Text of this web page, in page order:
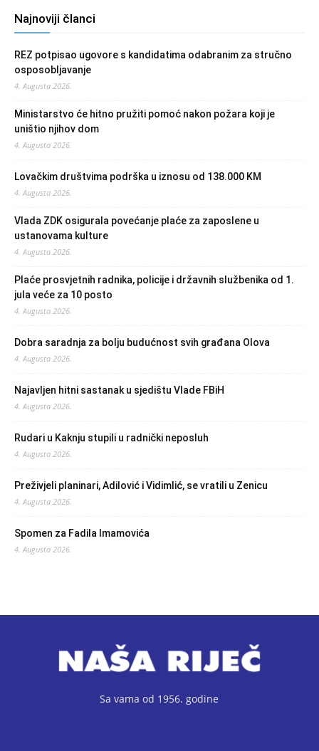
Najnoviji članci
REZ potpisao ugovore s kandidatima odabranim za stručno
osposobljavanje
4. Augusta 2026.
Ministarstvo će hitno pružiti pomoć nakon požara koji je
uništio njihov dom
4. Augusta 2026.
Lovačkim društvima podrška u iznosu od 138.000 KM
4. Augusta 2026.
Vlada ZDK osigurala povećanje plaće za zaposlene u
ustanovama kulture
4. Augusta 2026.
Plaće prosvjetnih radnika, policije i državnih službenika od 1.
jula veće za 10 posto
4. Augusta 2026.
Dobra saradnja za bolju budućnost svih građana Olova
4. Augusta 2026.
Najavljen hitni sastanak u sjedištu Vlade FBiH
4. Augusta 2026.
Rudari u Kaknju stupili u radnički neposluh
4. Augusta 2026.
Preživjeli planinari, Adilović i Vidimlić, se vratili u Zenicu
4. Augusta 2026.
Spomen za Fadila Imamovića
4. Augusta 2026.
Sa vama od 1956. godine